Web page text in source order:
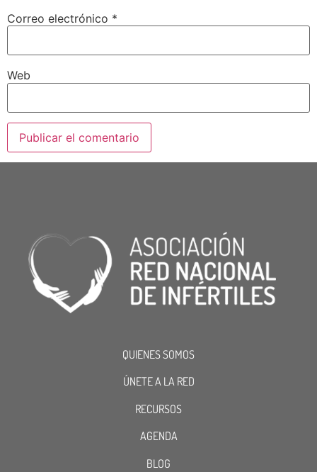
Correo electrónico *
Web
QUIENES SOMOS
ÚNETE A LA RED
RECURSOS
AGENDA
BLOG